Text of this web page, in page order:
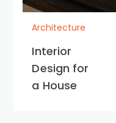
Architecture
Interior
Design for
a House